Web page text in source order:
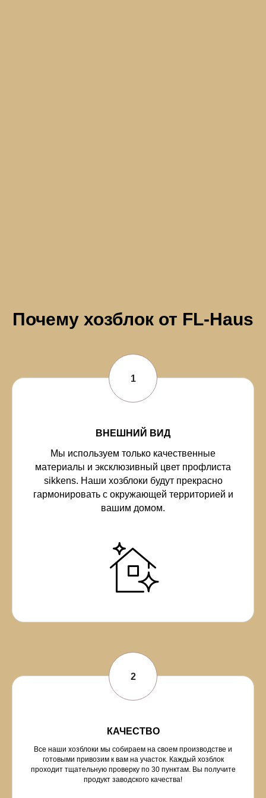
Почему хозблок от FL-Haus
ВНЕШНИЙ ВИД
Мы используем только качественные
материалы и эксклюзивный цвет профлиста
sikkens. Наши хозблоки будут прекрасно
гармонировать с окружающей территорией и
вашим домом.
КАЧЕСТВО
Все наши хозблоки мы собираем на своем производстве и
готовыми привозим к вам на участок. Каждый хозблок
проходит тщательную проверку по 30 пунктам. Вы получите
продукт заводского качества!